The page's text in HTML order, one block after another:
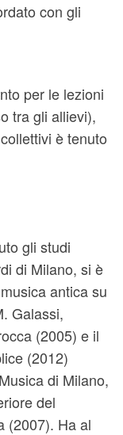
con gli
per le lezioni
tra gli allievi),
è tenuto
gli studi
di Milano, si è
antica su
Galassi,
(2005) e il
(2012)
di Milano,
del
(2007). Ha al